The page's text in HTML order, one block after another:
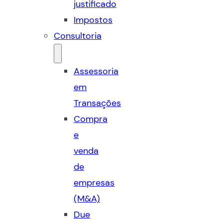
justificado
Impostos
Consultoria
Assessoria
em
Transações
Compra
e
venda
de
empresas
(M&A)
Due